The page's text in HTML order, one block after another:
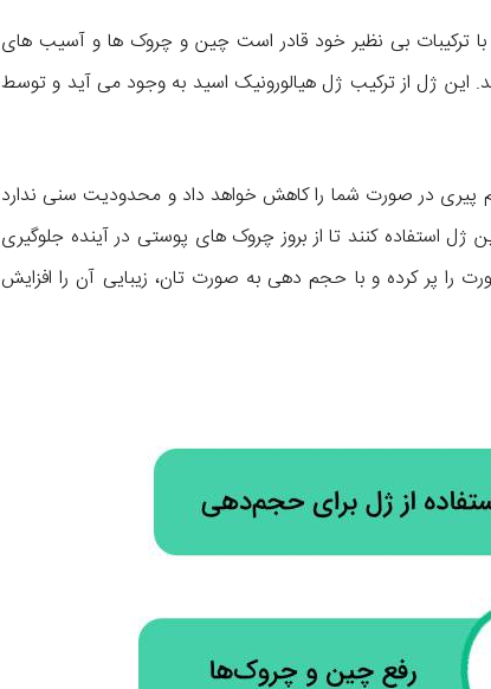
ترکیبات بی نظیر خود قادر است چین و چروک ها و آسیب های
این ژل از ترکیب ژل هیالورونیک اسید به وجود می آید و توسط
پیری در صورت شما را کاهش خواهد داد و محدودیت سنی ندارد
توصیه می کنند که افراد بالای ۳۰ سال از این ژل استفاده کنند تا از بروز چروک های پوستی در آینده جلوگیری
را پر کرده و با حجم دهی به صورت تان، زیبایی آن را افزایش